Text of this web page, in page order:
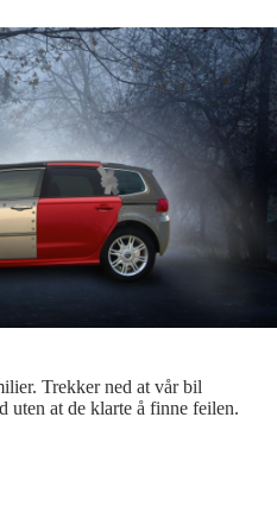
Trekker ned at vår bil
uten at de klarte å finne feilen.